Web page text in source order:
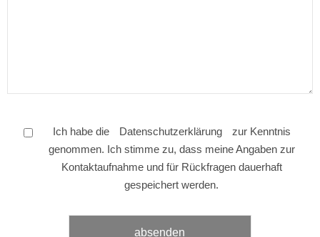
Ich habe die Datenschutzerklärung
zur Kenntnis
genommen. Ich stimme zu, dass meine Angaben zur
Kontaktaufnahme und für Rückfragen dauerhaft
gespeichert werden.